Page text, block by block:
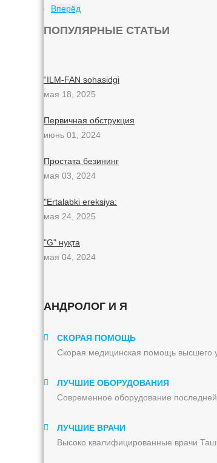
Вперёд
ПОПУЛЯРНЫЕ СТАТЬИ
“ILM-FAN sohasidgi
мая 18, 2025
Первичная обструкция
июнь 01, 2024
Простата безининг
мая 03, 2024
"Ertalabki ereksiya:
мая 24, 2025
"G" нуқта
мая 04, 2024
АНДРОЛОГ И Я
СКОРАЯ ПОМОЩЬ
Скорая медицинская помощь высшего
ЛУЧШИЕ ОБОРУДОВАНИЯ
Современное оборудование
ЛУЧШИЕ ВРАЧИ
Высоко квалифицированные врачи